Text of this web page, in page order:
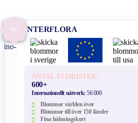
NR 1 INTERFLORA
ANTAL FLORISTER:
600+
Internationellt nätverk:56 000
Blommor världen över
Blommor till över 150 länder
Fina hälsningskort